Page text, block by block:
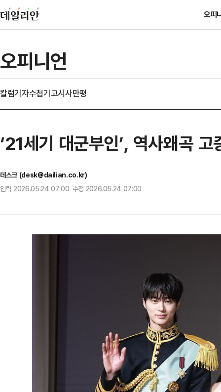
오피
오피니언
칼럼기자수첩기고시사만평
‘21세기 대군부인’, 역사왜곡
데스크 (desk@dailian.co.kr)
입력 2026.05.24 07:00 수정 2026.05.24 07:00